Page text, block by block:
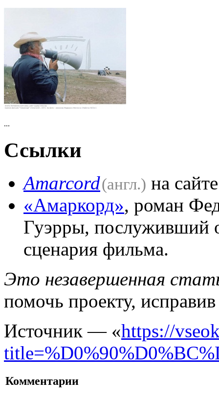
...
Ссылки
Amarcord(англ.) на
«Амаркорд», роман
Гуэрры, послуживший
сценария фильма.
Это незавершенная
помочь проекту,
Источник — «https://
Комментарии